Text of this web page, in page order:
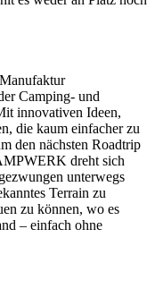
Camping- und
innovativen Ideen,
die kaum einfacher zu
den nächsten Roadtrip
dreht sich
unterwegs
Terrain zu
zu können, wo es
– einfach ohne